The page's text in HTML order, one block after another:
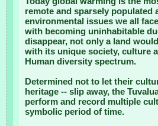
remote and sparsely populated
environmental issues we all
with becoming uninhabitable
disappear, not only a land
with its unique society, culture
Human diversity spectrum.
Determined not to let their
heritage -- slip away, the
perform and record multiple
symbolic period of time.